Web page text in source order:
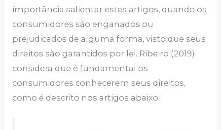
importância salientar estes artigos, quando os
consumidores são enganados ou
prejudicados de alguma forma, visto que seus
direitos são garantidos por lei. Ribeiro (2019)
considera que é fundamental os
consumidores conhecerem seus direitos,
como é descrito nos artigos abaixo: